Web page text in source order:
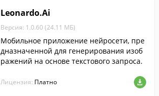
Leonardo.Ai
Версия: 1.0.60 (24.11 МБ)
Мобильное приложение нейросети, пре
дназначенной для генерирования изоб
ражений на основе текстового запроса.
Лицензия: Платно